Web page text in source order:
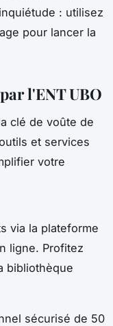
: utilisez
pour lancer la
l'ENT UBO
clé de voûte de
et services
votre
via la plateforme
ligne. Profitez
bibliothèque
sécurisé de 50